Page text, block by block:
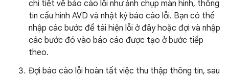
chi tiết về báo cáo lỗi như ảnh chụp màn hình, thông
tin cấu hình AVD và nhật ký báo cáo lỗi. Bạn có thể
nhập các bước để tái hiện lỗi ở đây hoặc đợi và nhập
các bước đó vào báo cáo được tạo ở bước tiếp
theo.
Đợi báo cáo lỗi hoàn tất việc thu thập thông tin, sau